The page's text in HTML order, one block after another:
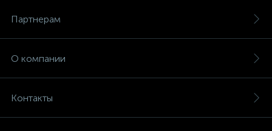
Партнерам
О компании
Контакты